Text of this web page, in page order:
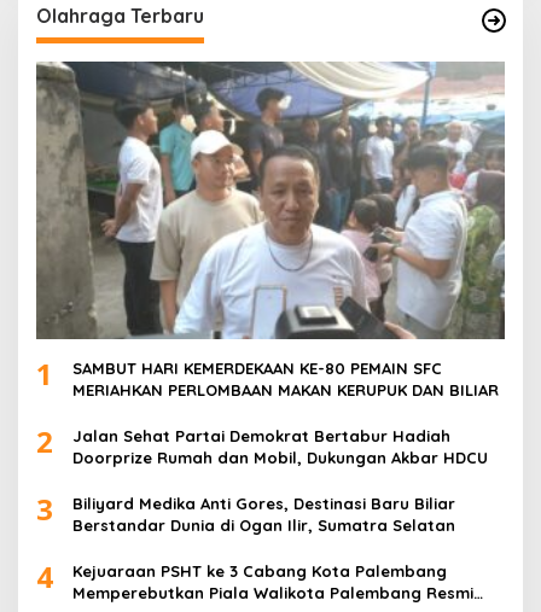
Olahraga Terbaru
1
SAMBUT HARI KEMERDEKAAN KE-80 PEMAIN SFC
MERIAHKAN PERLOMBAAN MAKAN KERUPUK DAN BILIAR
2
Jalan Sehat Partai Demokrat Bertabur Hadiah
Doorprize Rumah dan Mobil, Dukungan Akbar HDCU
3
Biliyard Medika Anti Gores, Destinasi Baru Biliar
Berstandar Dunia di Ogan Ilir, Sumatra Selatan
4
Kejuaraan PSHT ke 3 Cabang Kota Palembang
Memperebutkan Piala Walikota Palembang Resmi